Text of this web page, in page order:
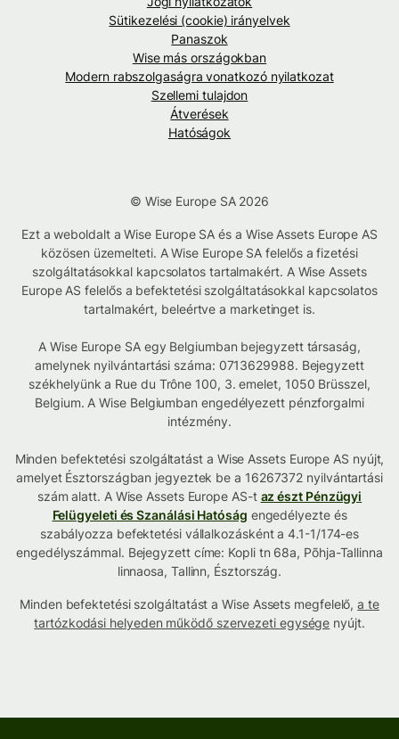
Sütikezelési (cookie) irányelvek
Panaszok
Wise más országokban
Modern rabszolgaságra vonatkozó nyilatkozat
Szellemi tulajdon
Átverések
Hatóságok
© Wise Europe SA 2026
Ezt a weboldalt a Wise Europe SA és a Wise Assets Europe AS
közösen üzemelteti. A Wise Europe SA felelős a fizetési
szolgáltatásokkal kapcsolatos tartalmakért. A Wise Assets
Europe AS felelős a befektetési szolgáltatásokkal kapcsolatos
tartalmakért, beleértve a marketinget is.
A Wise Europe SA egy Belgiumban bejegyzett társaság,
amelynek nyilvántartási száma: 0713629988. Bejegyzett
székhelyünk a Rue du Trône 100, 3. emelet, 1050 Brüsszel,
Belgium. A Wise Belgiumban engedélyezett pénzforgalmi
intézmény.
Minden befektetési szolgáltatást a Wise Assets Europe AS nyújt,
amelyet Észtországban jegyeztek be a 16267372 nyilvántartási
szám alatt. A Wise Assets Europe AS-t az észt Pénzügyi
Felügyeleti és Szanálási Hatóság engedélyezte és
szabályozza befektetési vállalkozásként a 4.1-1/174-es
engedélyszámmal. Bejegyzett címe: Kopli tn 68a, Põhja-Tallinna
linnaosa, Tallinn, Észtország.
Minden befektetési szolgáltatást a Wise Assets megfelelő,a te
tartózkodási helyeden működő szervezeti egysége nyújt.